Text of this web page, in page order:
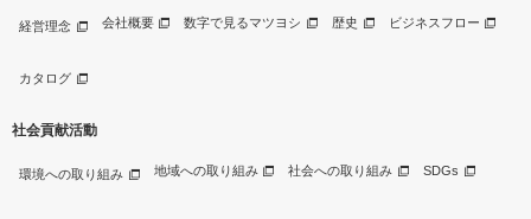
経営理念 会社概要 数字で見るマツヨシ 歴史 ビジネスフロー
カタログ
社会貢献活動
環境への取り組み 地域への取り組み 社会への取り組み SDGs